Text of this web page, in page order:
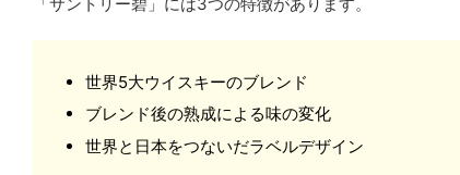
世界5大ウイスキーのブレンド
ブレンド後の熟成による味の変化
世界と日本をつないだラベルデザイン